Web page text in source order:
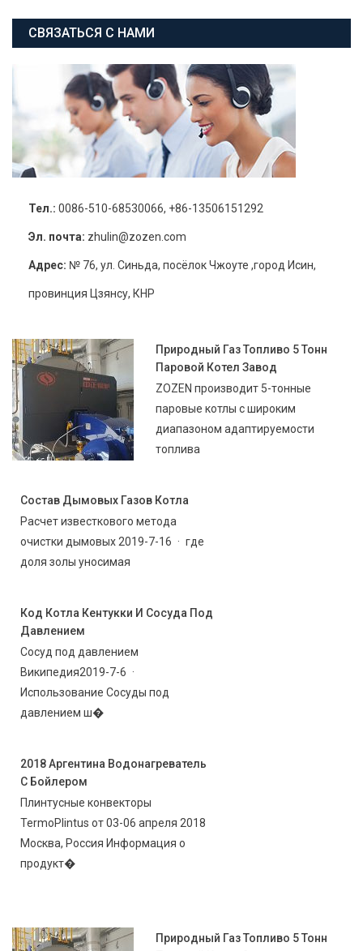
СВЯЗАТЬСЯ С НАМИ
Тел.: 0086-510-68530066, +86-13506151292
Эл. почта: zhulin@zozen.com
Адрес: № 76, ул. Синьда, посёлок Чжоуте ,город Исин,
провинция Цзянсу, КНР
Природный Газ Топливо 5 Тонн
Паровой Котел Завод
ZOZEN производит 5-тонные
паровые котлы с широким
диапазоном адаптируемости
топлива
Состав Дымовых Газов Котла
Расчет известкового метода
очистки дымовых 2019-7-16 · где
доля золы уносимая
Код Котла Кентукки И Сосуда Под
Давлением
Сосуд под давлением
Википедия2019-7-6 ·
Использование Сосуды под
давлением ш�
2018 Аргентина Водонагреватель
С Бойлером
Плинтусные конвекторы
TermoPlintus от 03-06 апреля 2018
Москва, Россия Информация о
продукт�
Природный Газ Топливо 5 Тонн